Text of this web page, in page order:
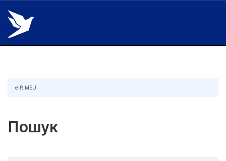
Skip
navigation
eIR MSU
Пошук